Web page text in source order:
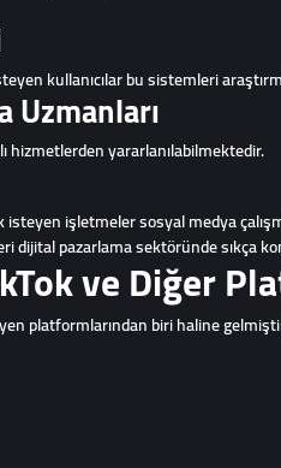
kullanıcılar bu sistemleri
Uzmanları
hizmetlerden yararlanılabilmektedir.
işletmeler sosyal medya
dijital pazarlama sektöründe sıkça
ve Diğer
platformlarından biri haline